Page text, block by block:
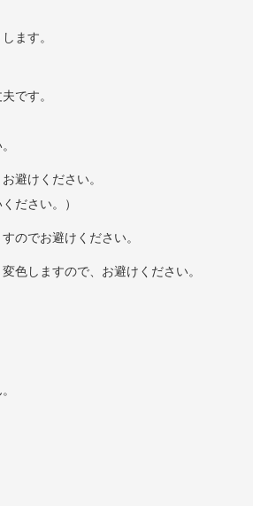
ます。
です。
避けください。
ださい。）
のでお避けください。
色しますので、お避けください。